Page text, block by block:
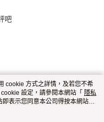
吧
cookie 方式之詳情，及若您不希
設定，請參閱本網站「 隱私
表示您同意本公司得按本網站使